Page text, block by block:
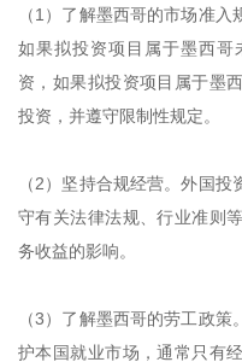
（1）了解墨西哥的市场准入
如果拟投资项目属于墨西哥
资，如果拟投资项目属于墨
投资，并遵守限制性规定。
（2）坚持合规经营。外国
守有关法律法规、行业准则
务收益的影响。
（3）了解墨西哥的劳工政
护本国就业市场，通常只有